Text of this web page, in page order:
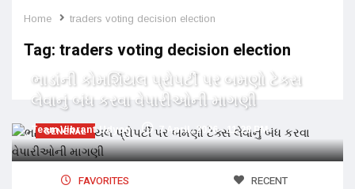
Home traders voting decision election
Tag: traders voting decision election
GENERAL
ભાડાંની કોમર્શિયલ પ્રોપર્ટી પર બમણો ટેક્સ
લેવાનું બંધ કરવા વેપારીઓની માગણી
Team Vibrant Udyog 7 April, 2026 - 11:28 PM
FAVORITES RECENT